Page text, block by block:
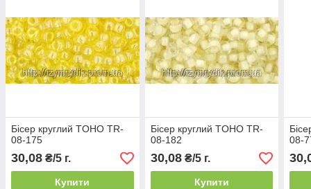
Бісер круглий TOHO TR-
08-175
30,08 ₴/5 г.
Купити
Бісер круглий TOHO TR-
08-182
30,08₴/5 г.
Купити
08-